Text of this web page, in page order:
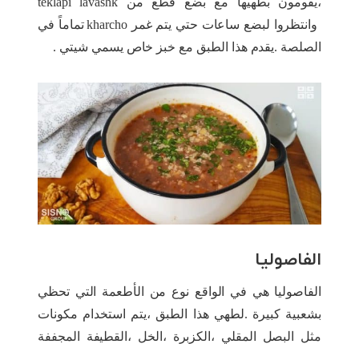
وانتظروا لبضع ساعات حتي يتم غمر kharcho تماماً في
الصلصة .يقدم هذا الطبق مع خبز خاص يسمي شيتي .
الفاصوليا
الفاصوليا هي في الواقع نوع من الأطعمة التي تحظي
بشعبية كبيرة .لطهي هذا الطبق ،يتم استخدام مكونات
مثل البصل المقلي ،الكزبرة ،الخل ،القطيفة المجففة